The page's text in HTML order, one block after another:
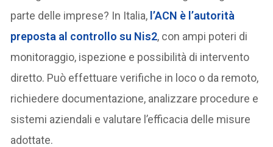
parte delle imprese? In Italia, l’ACN è l’autorità
preposta al controllo su Nis2, con ampi poteri di
monitoraggio, ispezione e possibilità di intervento
diretto. Può effettuare verifiche in loco o da remoto,
richiedere documentazione, analizzare procedure e
sistemi aziendali e valutare l’efficacia delle misure
adottate.